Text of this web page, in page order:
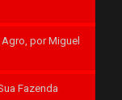
por Miguel
Fazenda